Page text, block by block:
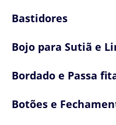
Bastidores
Bojo para Sutiã e
Bordado e Passa
Botões e